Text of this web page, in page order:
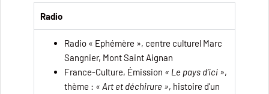
Radio
Radio « Ephémère », centre culturel Marc
Sangnier, Mont Saint Aignan
France-Culture, Émission « Le pays d’ici »,
thème : « Art et déchirure », histoire d’un